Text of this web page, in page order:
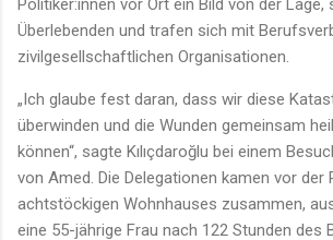
Politiker:innen vor Ort ein Bild von der Lage,
Überlebenden und trafen sich mit
zivilgesellschaftlichen Organisationen.
„Ich glaube fest daran, dass wir diese
überwinden und die Wunden gemeinsam
können“, sagte Kılıçdaroğlu bei einem
von Amed. Die Delegationen kamen vor der
achtstöckigen Wohnhauses zusammen,
eine 55-jährige Frau nach 122 Stunden des